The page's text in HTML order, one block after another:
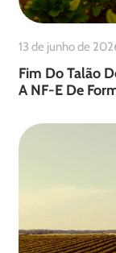
13 de junho de
Fim Do Talão
A NF-E De